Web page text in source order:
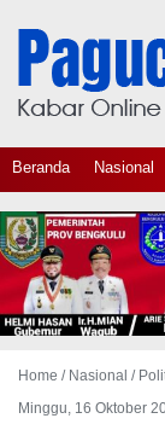
Beranda Nasional
Home / Nasional /
Minggu, 16 Oktober